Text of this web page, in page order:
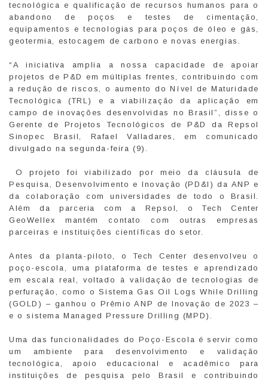
tecnológica e qualificação de recursos humanos para o
abandono de poços e testes de cimentação,
equipamentos e tecnologias para poços de óleo e gás,
geotermia, estocagem de carbono e novas energias.
“A iniciativa amplia a nossa capacidade de apoiar
projetos de P&D em múltiplas frentes, contribuindo com
a redução de riscos, o aumento do Nível de Maturidade
Tecnológica (TRL) e a viabilização da aplicação em
campo de inovações desenvolvidas no Brasil”, disse o
Gerente de Projetos Tecnológicos de P&D da Repsol
Sinopec Brasil, Rafael Valladares, em comunicado
divulgado na segunda-feira (9).
O projeto foi viabilizado por meio da cláusula de
Pesquisa, Desenvolvimento e Inovação (PD&I) da ANP e
da colaboração com universidades de todo o Brasil.
Além da parceria com a Repsol, o Tech Center
GeoWellex mantém contato com outras empresas
parceiras e instituições científicas do setor.
Antes da planta-piloto, o Tech Center desenvolveu o
poço-escola, uma plataforma de testes e aprendizado
em escala real, voltado à validação de tecnologias de
perfuração, como o Sistema Gas Oil Logs While Drilling
(GOLD) – ganhou o Prêmio ANP de Inovação de 2023 –
e o sistema Managed Pressure Drilling (MPD).
Uma das funcionalidades do Poço-Escola é servir como
um ambiente para desenvolvimento e validação
tecnológica, apoio educacional e acadêmico para
instituições de pesquisa pelo Brasil e contribuindo